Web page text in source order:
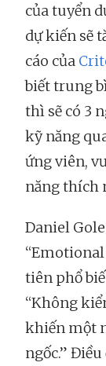
của tuyển
dự kiến sẽ
cáo của
biết trung
thì sẽ có 3
kỹ năng
ứng viên,
năng thích
Daniel
tiên phổ
“Không
khiến một
ngốc.”